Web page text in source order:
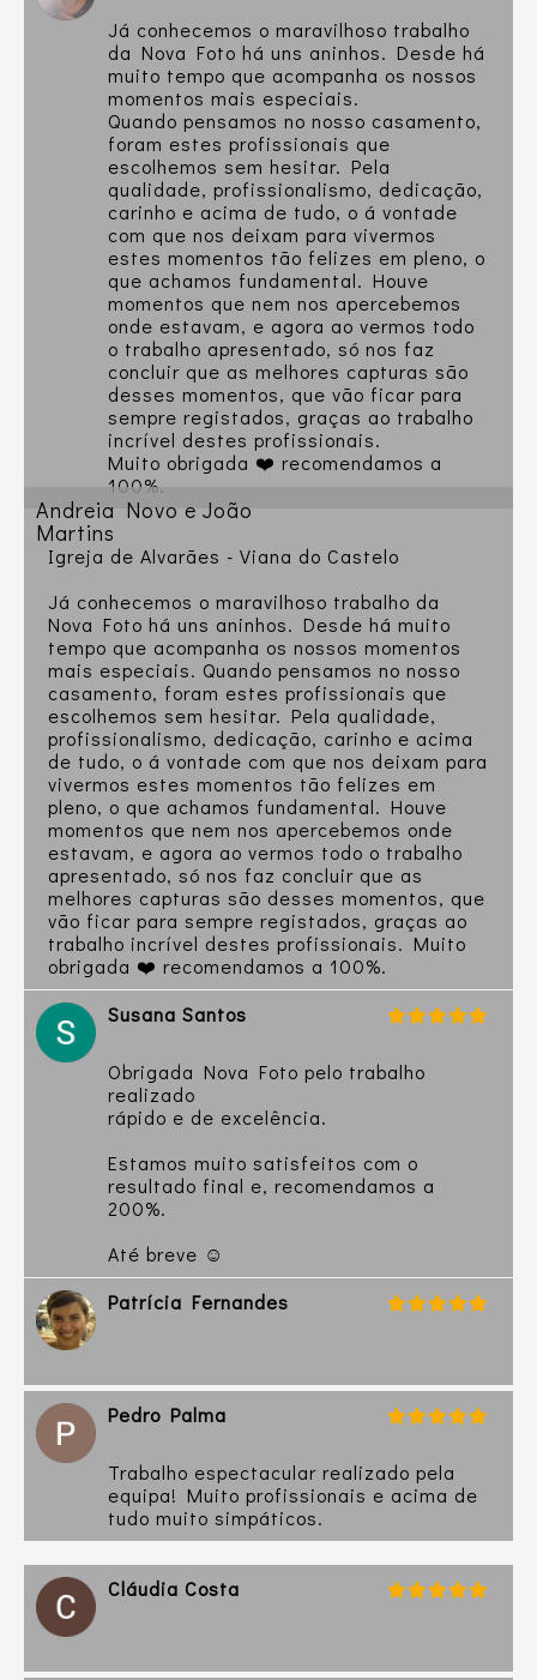
Já conhecemos o maravilhoso trabalho
da Nova Foto há uns aninhos. Desde há
muito tempo que acompanha os nossos
momentos mais especiais.
Quando pensamos no nosso casamento,
foram estes profissionais que
escolhemos sem hesitar. Pela
qualidade, profissionalismo, dedicação,
carinho e acima de tudo, o á vontade
com que nos deixam para vivermos
estes momentos tão felizes em pleno, o
que achamos fundamental. Houve
momentos que nem nos apercebemos
onde estavam, e agora ao vermos todo
o trabalho apresentado, só nos faz
concluir que as melhores capturas são
desses momentos, que vão ficar para
sempre registados, graças ao trabalho
incrível destes profissionais.
Muito obrigada ❤️ recomendamos a
100%.
Andreia Novo e João
Martins
Igreja de Alvarães - Viana do Castelo
Já conhecemos o maravilhoso trabalho da
Nova Foto há uns aninhos. Desde há muito
tempo que acompanha os nossos momentos
mais especiais. Quando pensamos no nosso
casamento, foram estes profissionais que
escolhemos sem hesitar. Pela qualidade,
profissionalismo, dedicação, carinho e acima
de tudo, o á vontade com que nos deixam para
vivermos estes momentos tão felizes em
pleno, o que achamos fundamental. Houve
momentos que nem nos apercebemos onde
estavam, e agora ao vermos todo o trabalho
apresentado, só nos faz concluir que as
melhores capturas são desses momentos, que
vão ficar para sempre registados, graças ao
trabalho incrível destes profissionais. Muito
obrigada ❤️ recomendamos a 100%.
Susana Santos
Obrigada Nova Foto pelo trabalho
realizado
rápido e de excelência.
Estamos muito satisfeitos com o
resultado final e, recomendamos a
200%.
Até breve ☺️
Patrícia Fernandes
Pedro Palma
Trabalho espectacular realizado pela
equipa! Muito profissionais e acima de
tudo muito simpáticos.
Cláudia Costa